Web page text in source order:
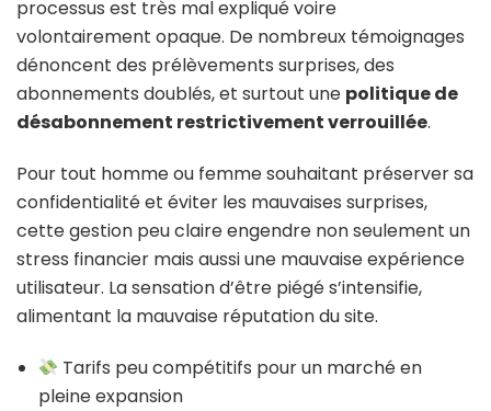
processus est très mal expliqué voire
volontairement opaque. De nombreux témoignages
dénoncent des prélèvements surprises, des
abonnements doublés, et surtout une politique de
désabonnement restrictivement verrouillée.
Pour tout homme ou femme souhaitant préserver sa
confidentialité et éviter les mauvaises surprises,
cette gestion peu claire engendre non seulement un
stress financier mais aussi une mauvaise expérience
utilisateur. La sensation d’être piégé s’intensifie,
alimentant la mauvaise réputation du site.
Tarifs peu compétitifs pour un marché en
pleine expansion